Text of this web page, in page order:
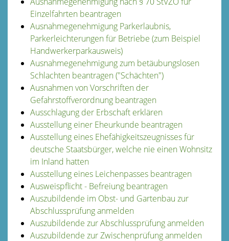
Einzelfahrten beantragen
Ausnahmegenehmigung Parkerlaubnis,
Parkerleichterungen für Betriebe (zum Beispiel
Handwerkerparkausweis)
Ausnahmegenehmigung zum betäubungslosen
Schlachten beantragen ("Schächten")
Ausnahmen von Vorschriften der
Gefahrstoffverordnung beantragen
Ausschlagung der Erbschaft erklären
Ausstellung einer Eheurkunde beantragen
Ausstellung eines Ehefähigkeitszeugnisses für
deutsche Staatsbürger, welche nie einen Wohnsitz
im Inland hatten
Ausstellung eines Leichenpasses beantragen
Ausweispflicht - Befreiung beantragen
Auszubildende im Obst- und Gartenbau zur
Abschlussprüfung anmelden
Auszubildende zur Abschlussprüfung anmelden
Auszubildende zur Zwischenprüfung anmelden